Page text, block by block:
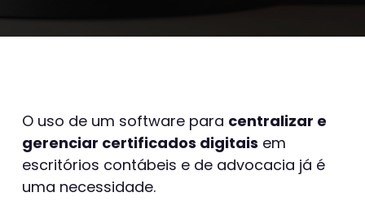
O uso de um software para centralizar e
gerenciar certificados digitais em
escritórios contábeis e de advocacia já é
uma necessidade.